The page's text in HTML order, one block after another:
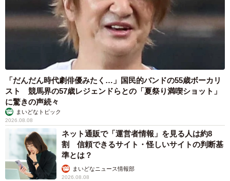
「だんだん時代劇俳優みたく…」国民的バンドの55歳ボーカリ
スト 競馬界の57歳レジェンドらとの「夏祭り満喫ショット」
に驚きの声続々
まいどなトピック
2026.08.08
ネット通販で「運営者情報」を見る人は約8
割 信頼できるサイト・怪しいサイトの判断基
準とは？
まいどなニュース情報部
2026.08.08